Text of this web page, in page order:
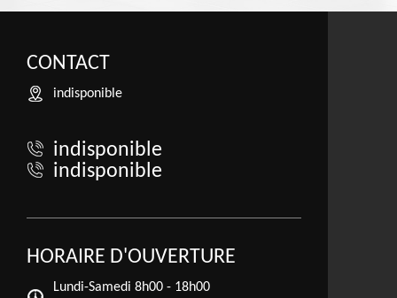
CONTACT
indisponible
indisponible
indisponible
HORAIRE D'OUVERTURE
Lundi-Samedi 8h00 - 18h00